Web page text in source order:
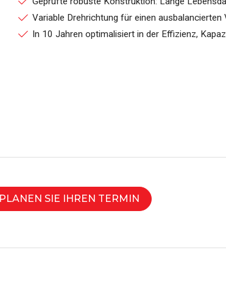
Variable Drehrichtung für einen ausbalancierten
In 10 Jahren optimalisiert in der Effizienz,
PLANEN SIE IHREN TERMIN